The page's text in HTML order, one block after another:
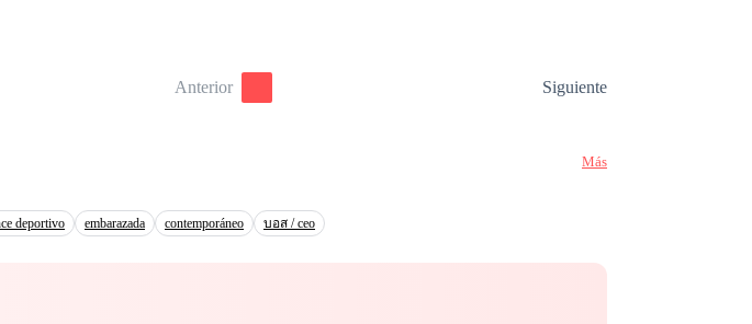
até por que nunc pensou que viveria isso, até sentir
Anterior Siguiente
Más
deportivo embarazada contemporáneo บอส / ceo